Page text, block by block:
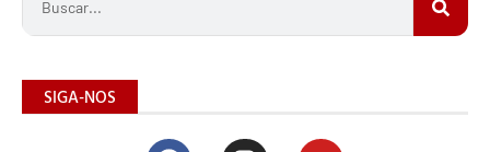
SIGA-NOS